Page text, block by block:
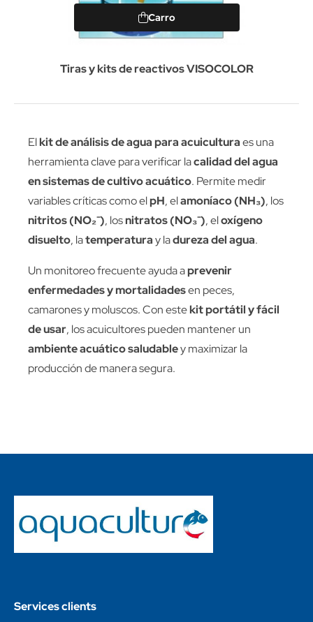
Carro
Tiras y kits de reactivos VISOCOLOR
Elkit de análisis de agua para acuiculturaes una
herramienta clave para verificar lacalidad del agua
en sistemas de cultivo acuático. Permite medir
variables críticas como elpH, elamoníaco (NH₃), los
nitritos (NO₂⁻), losnitratos (NO₃⁻), eloxígeno
disuelto, latemperaturay ladureza del agua.
Un monitoreo frecuente ayuda aprevenir
enfermedades y mortalidadesen peces,
camarones y moluscos. Con estekit portátil y fácil
de usar, los acuicultores pueden mantener un
ambiente acuático saludabley maximizar la
producción de manera segura.
Services clients